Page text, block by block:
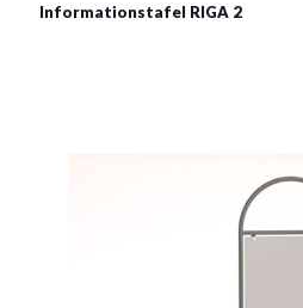
Informationstafel RIGA 2
70x120cm
Siehe